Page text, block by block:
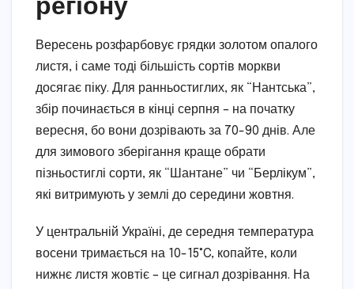
Вересень розфарбовує грядки золотом опалого
листя, і саме тоді більшість сортів моркви
досягає піку. Для ранньостиглих, як “Нантська”,
збір починається в кінці серпня – на початку
вересня, бо вони дозрівають за 70-90 днів. Але
для зимового зберігання краще обрати
пізньостиглі сорти, як “Шантане” чи “Берлікум”,
які витримують у землі до середини жовтня.
У центральній Україні, де середня температура
восени тримається на 10-15°C, копайте, коли
нижнє листя жовтіє – це сигнал дозрівання. На